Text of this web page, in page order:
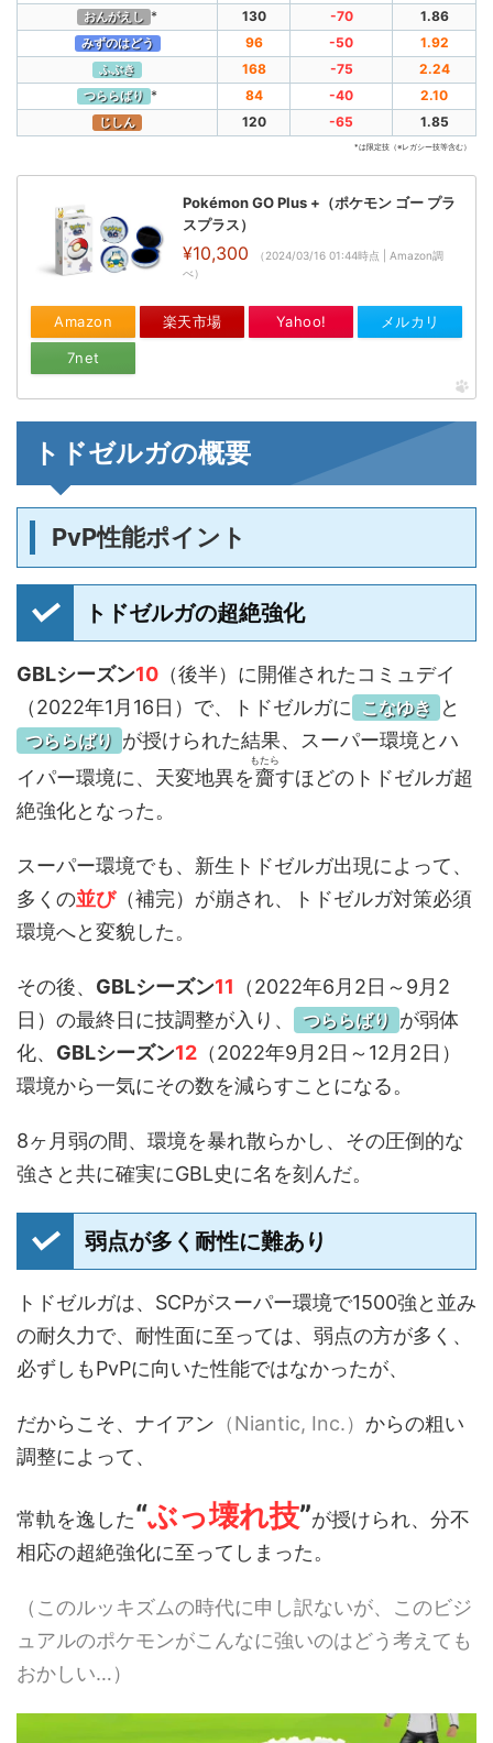
おんがえし * 130 -70 1.86
みずのはどう 96 -50 1.92
ふぶき 168 -75 2.24
つららばり * 84 -40 2.10
じしん 120 -65 1.85
*は限定技（※レガシー技等含む）
Pokémon GO Plus +（ポケモン ゴー プラ
スプラス）
¥10,300
（2024/03/16 01:44時点 | Amazon調
べ）
Amazon 楽天市場 Yahoo! メルカリ
7net
トドゼルガの概要
PvP性能ポイント
トドゼルガの超絶強化
GBLシーズン10 （後半）に開催されたコミュデイ
（2022年1月16日）で、トドゼルガに こなゆき と
つららばり が授けられた結果、スーパー環境とハ
イパー環境に、天変地異を齎
もたら
すほどのトドゼルガ超
絶強化となった。
スーパー環境でも、新生トドゼルガ出現によって、
多くの並び（補完）が崩され、トドゼルガ対策必須
環境へと変貌した。
その後、 GBLシーズン11 （2022年6月2日～9月2
日）の最終日に技調整が入り、
つららばり が弱体
化、 GBLシーズン12 （2022年9月2日～12月2日）
環境から一気にその数を減らすことになる。
8ヶ月弱の間、環境を暴れ散らかし、その圧倒的な
強さと共に確実にGBL史に名を刻んだ。
弱点が多く耐性に難あり
トドゼルガは、SCPがスーパー環境で1500強と並み
の耐久力で、耐性面に至っては、弱点の方が多く、
必ずしもPvPに向いた性能ではなかったが、
だからこそ、ナイアン （Niantic, Inc.） からの粗い
調整によって、
常軌を逸した“ぶっ壊れ技”が授けられ、分不
相応の超絶強化に至ってしまった。
（このルッキズムの時代に申し訳ないが、このビジ
ュアルのポケモンがこんなに強いのはどう考えても
おかしい…）